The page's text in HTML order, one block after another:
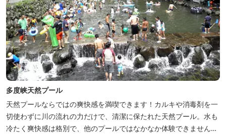
多度峡天然プール
天然プールならではの爽快感を満喫できます！カルキや消毒剤を一
切使わずに川の流れの力だけで、清潔に保たれた天然プール。水も
冷たく爽快感は格別で、他のプールではなかなか体験できません。